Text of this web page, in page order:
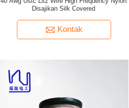
Disajikan Silk Covered
Kontak